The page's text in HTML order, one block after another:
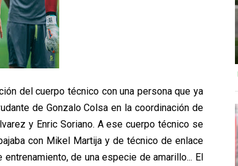
del cuerpo técnico con una persona que ya
de Gonzalo Colsa en la coordinación de
y Enric Soriano. A ese cuerpo técnico se
con Mikel Martija y de técnico de enlace
de una especie de amarillo... El